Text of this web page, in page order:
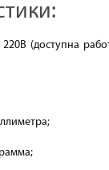
(доступна